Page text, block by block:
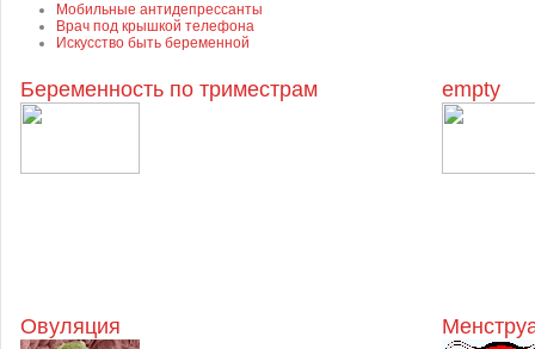
Мобильные антидепрессанты
Врач под крышкой телефона
Искусство быть беременной
Беременность по триместрам empty
Овуляция